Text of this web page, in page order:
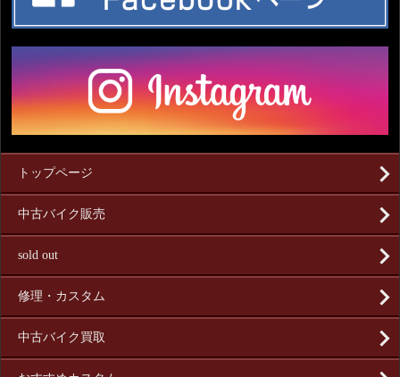
トップページ
中古バイク販売
sold out
修理・カスタム
中古バイク買取